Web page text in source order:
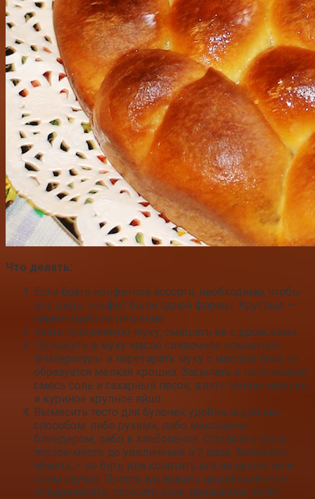
Что делать:
Если брать конфетное ассорти, необходимо, чтобы
все виды конфет были одной формы. Круглые –
самое удобное решение.
Взять просеянную муку, смешать ее с дрожжами.
Положить в муку масло сливочное комнатной
температуры и перетирать муку с маслом пока не
образуется мелкая крошка. Засыпать в полученную
смесь соль и сахарный песок, влить теплое молоко
и куриное крупное яйцо.
Вымесить тесто для булочек удобным для вас
способом: либо руками, либо миксером/
блендером, либо в хлебопечке. Отставить его в
теплое место до увеличения в 2 раза. Затем его
обмять – но бить или колотить его не нужно ни в
коем случае. Просто выложить на рабочий стол,
поворачивать, сложить края, прижимать тесто